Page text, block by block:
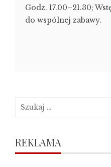
Godz. 17.00–21.30;
do wspólnej zabawy.
Szukaj:
REKLAMA